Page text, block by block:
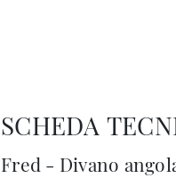
SCHEDA
Fred - Divano